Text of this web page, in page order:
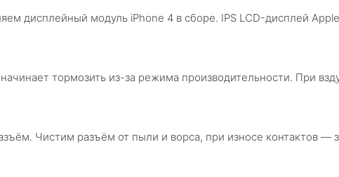
дисплейный модуль iPhone 4 в сборе. IPS LCD-дисплей
тормозить из-за режима производительности.
Чистим разъём от пыли и ворса, при износе контактов